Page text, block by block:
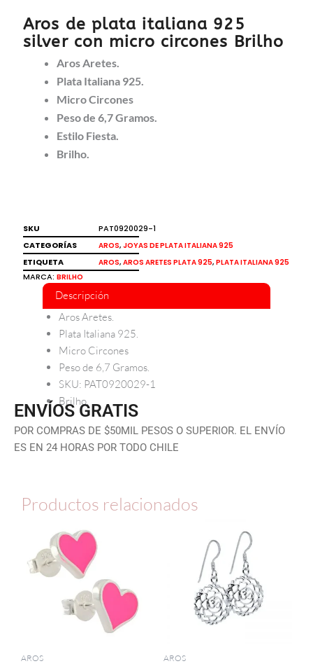
Aros de plata italiana 925
silver con micro circones Brilho
Aros Aretes.
Plata Italiana 925.
Micro Circones
Peso de 6,7 Gramos.
Estilo Fiesta.
Brilho.
SKU
PAT0920029-1
CATEGORÍAS
AROS, JOYAS DE PLATA ITALIANA 925
ETIQUETA AROS, AROS ARETES PLATA 925, PLATA ITALIANA 925
MARCA: BRILHO
Descripción
Aros Aretes.
Plata Italiana 925.
Micro Circones
Peso de 6,7 Gramos.
SKU: PAT0920029-1
Brilho.
ENVÍOS GRATIS
POR COMPRAS DE $50MIL PESOS O SUPERIOR. EL ENVÍO
ES EN 24 HORAS POR TODO CHILE
Productos relacionados
AROS AROS